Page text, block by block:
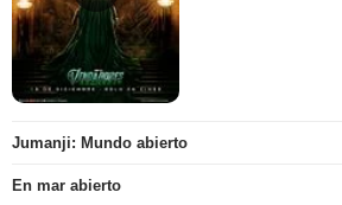
Jumanji: Mundo abierto
En mar abierto